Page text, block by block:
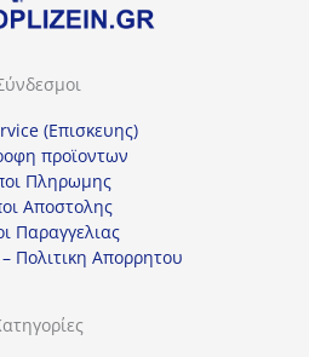
(Επισκευης)
προϊοντων
Πληρωμης
Αποστολης
Παραγγελιας
Πολιτικη Απορρητου